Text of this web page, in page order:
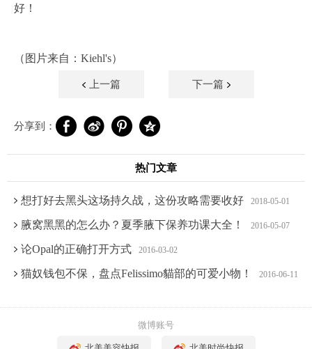
好！
（图片来自：Kiehl's）
上一篇 下一篇
分享到：
热门文章
想打好去黑头这场持久战，这份攻略需要收好 2018-05-01
腋窝黑黑的怎么办？夏季腋下保养功课大全！ 2016-05-07
论Opal的正确打开方式 2016-03-02
猫奴钱包不保，盘点Felissimo貓部的可爱小物！ 2016-06-11
微博账号